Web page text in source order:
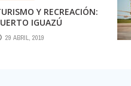
Y RECREACIÓN:
IGUAZÚ
29 ABRIL, 2019